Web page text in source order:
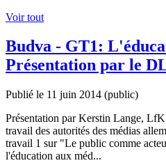
Voir tout
Budva - GT1:
Présentation par le
Publié le 11 juin 2014 (public)
Présentation par Kerstin Lange,
travail des autorités des médias
travail 1 sur "Le public comme
l'éducation aux méd...